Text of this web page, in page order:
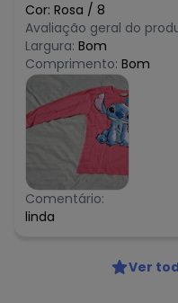
Cor: Rosa / 8
Avaliação geral do
Largura: Bom
Comprimento: Bom
Comentário:
linda
Ver